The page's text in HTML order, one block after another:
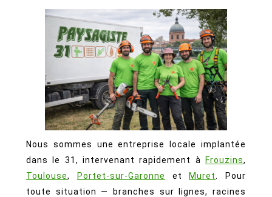
Nous sommes une entreprise locale implantée
dans le 31, intervenant rapidement à
Frouzins,
Toulouse, Portet-sur-Garonne et Muret
. Pour
toute situation — branches sur lignes, racines